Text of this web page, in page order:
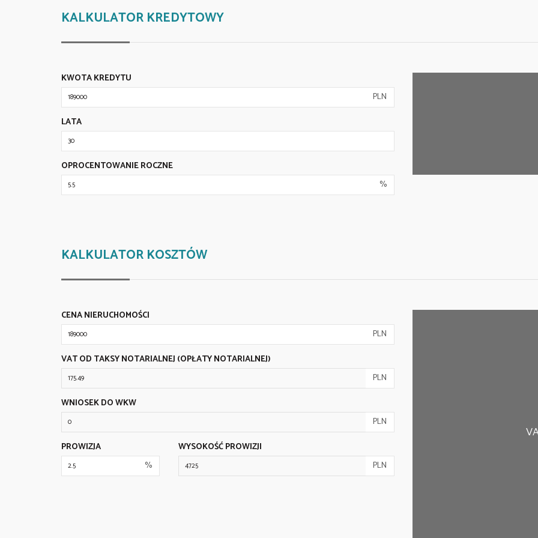
KALKULATOR KREDYTOWY
KWOTA KREDYTU
PLN
LATA
OPROCENTOWANIE ROCZNE
%
KALKULATOR KOSZTÓW
CENA NIERUCHOMOŚCI
PLN
VAT OD TAKSY NOTARIALNEJ (OPŁATY NOTARIALNEJ)
PLN
WNIOSEK DO WKW
PLN
PROWIZJA
%
WYSOKOŚĆ PROWIZJI
PLN